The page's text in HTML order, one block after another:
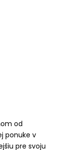
od
ponuke v
pre svoju